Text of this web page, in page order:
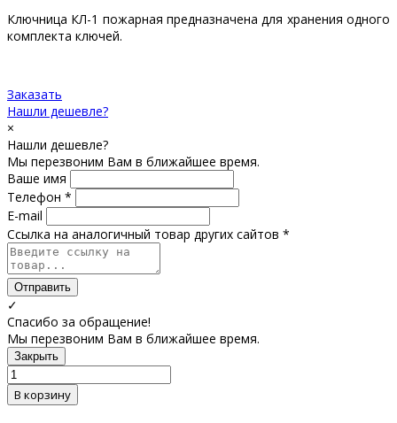
Ключница КЛ-1 пожарная предназначена для хранения одного
комплекта ключей.
Заказать
Нашли дешевле?
×
Нашли дешевле?
Мы перезвоним Вам в ближайшее время.
Ваше имя
Телефон *
E-mail
Ссылка на аналогичный товар других сайтов *
Отправить
✓
Спасибо за обращение!
Мы перезвоним Вам в ближайшее время.
Закрыть
В корзину